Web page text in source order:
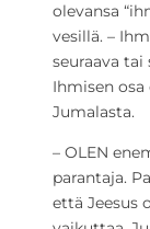
olevansa
vesillä. –
seuraava
Ihmisen
Jumalasta.
– OLEN
parantaja.
että Jeesus